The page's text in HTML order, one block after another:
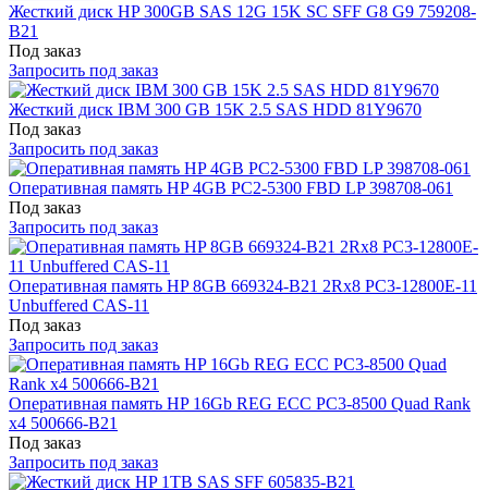
Жесткий диск HP 300GB SAS 12G 15K SC SFF G8 G9 759208-
B21
Под заказ
Запросить под заказ
Жесткий диск IBM 300 GB 15K 2.5 SAS HDD 81Y9670
Под заказ
Запросить под заказ
Оперативная память HP 4GB PC2-5300 FBD LP 398708-061
Под заказ
Запросить под заказ
Оперативная память HP 8GB 669324-B21 2Rx8 PC3-12800E-11
Unbuffered CAS-11
Под заказ
Запросить под заказ
Оперативная память HP 16Gb REG ECC PC3-8500 Quad Rank
x4 500666-B21
Под заказ
Запросить под заказ